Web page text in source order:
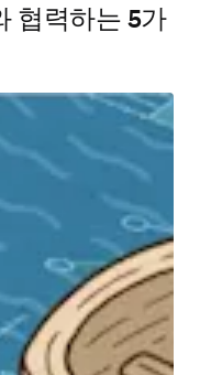
협력하는 5가